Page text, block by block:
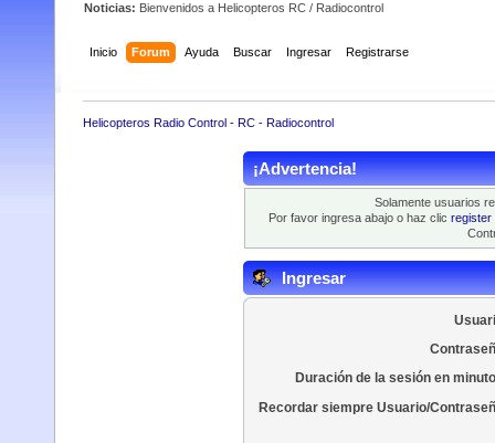
Noticias: Bienvenidos a Helicopteros RC / Radiocontrol
Inicio Forum Ayuda Buscar Ingresar Registrarse
Helicopteros Radio Control - RC - Radiocontrol
¡Advertencia!
Solamente usuarios
Por favor ingresa abajo o haz clic register
Ingresar
Duración de la sesión en
Recordar siempre Usuario/